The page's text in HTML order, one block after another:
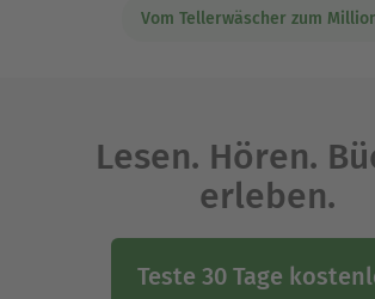
Vom Tellerwäscher zum
Lesen. Hören.
erleben.
Teste 30 Tage